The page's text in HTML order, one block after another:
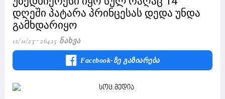
დღეში პატარა პრინცესას დედა უნდა
გამხდარიყო
12/11/23 26425 Ნახვა
Facebook-Ზე Გაზიარება